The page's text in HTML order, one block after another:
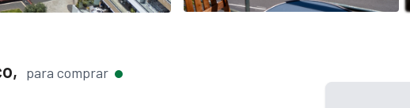
para comprar